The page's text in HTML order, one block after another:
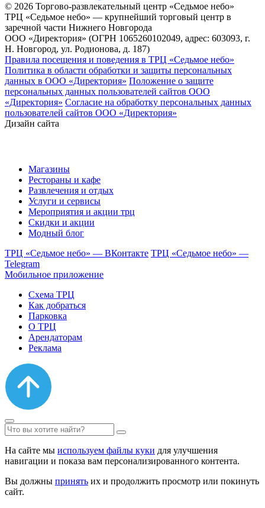
© 2026 Торгово-развлекательный центр «Седьмое небо»
ТРЦ «Седьмое небо» — крупнейший торговый центр в
заречной части Нижнего Новгорода
ООО «Директория» (ОГРН 1065260102049, адрес: 603093, г.
Н. Новгород, ул. Родионова, д. 187)
Правила посещения и поведения в ТРЦ «Седьмое небо»
Политика в области обработки и защиты персональных
данных в ООО «Директория» Положение о защите
персональных данных пользователей сайтов ООО
«Директория» Согласие на обработку персональных данных
пользователей сайтов ООО «Директория»
Дизайн сайта
Магазины
Рестораны и кафе
Развлечения и отдых
Услуги и сервисы
Мероприятия и акции трц
Скидки и акции
Модный блог
ТРЦ «Седьмое небо» — ВКонтакте ТРЦ «Седьмое небо» —
Telegram
Мобильное приложение
Схема ТРЦ
Как добраться
Парковка
О ТРЦ
Арендаторам
Реклама
На сайте мы используем файлы куки для улучшения
навигации и показа вам персонализированного контента.
Вы должны принять их и продолжить просмотр или покинуть
сайт.